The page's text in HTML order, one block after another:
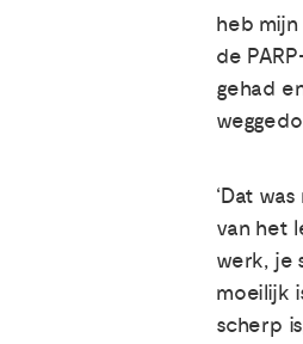
heb
de
gehad
‘Dat
van het
werk, je
moeilijk
scherp